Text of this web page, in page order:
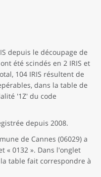
depuis le découpage de
été scindés en 2 IRIS et
104 IRIS résultent de
dans la table de
'1Z' du code
depuis 2008.
de Cannes (06029) a
« 0132 ». Dans l'onglet
la table fait correspondre à